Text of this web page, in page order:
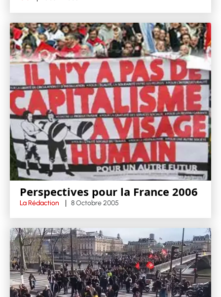
Perspectives pour la France 2006
La Rédaction 8 Octobre 2005